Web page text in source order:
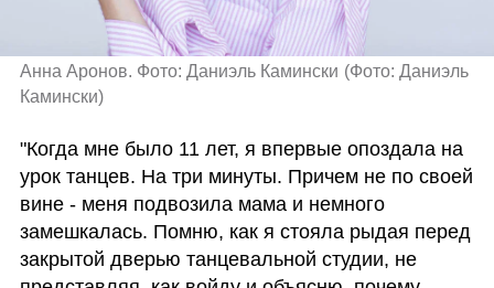
Анна Аронов. Фото: Даниэль Камински (Фото: Даниэль
Камински)
"Когда мне было 11 лет, я впервые опоздала на
урок танцев. На три минуты. Причем не по своей
вине - меня подвозила мама и немного
замешкалась. Помню, как я стояла рыдая перед
закрытой дверью танцевальной студии, не